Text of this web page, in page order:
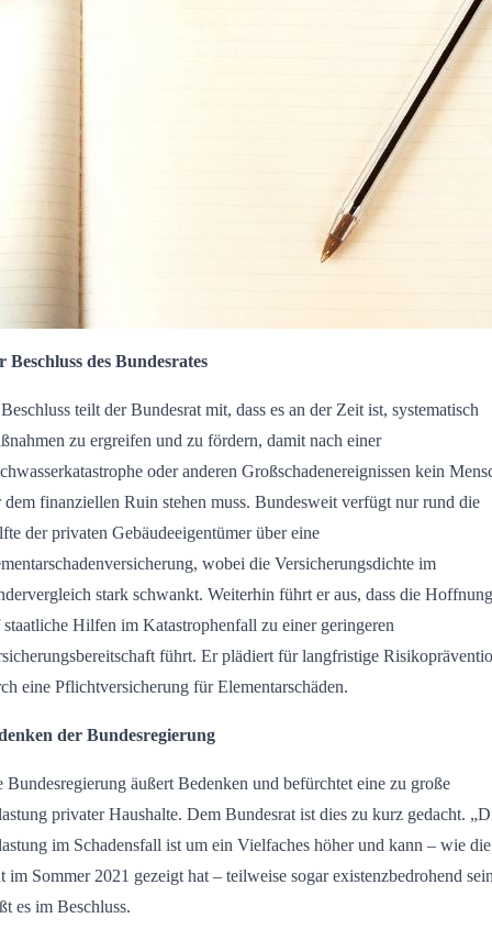
Beschluss des Bundesrates
teilt der Bundesrat mit, dass es an der Zeit ist, systematisch
zu ergreifen und zu fördern, damit nach einer
oder anderen Großschadenereignissen kein
dem finanziellen Ruin stehen muss. Bundesweit verfügt nur rund die
der privaten Gebäudeeigentümer über eine
wobei die Versicherungsdichte im
stark schwankt. Weiterhin führt er aus, dass die Hoffnung
staatliche Hilfen im Katastrophenfall zu einer geringeren
führt. Er plädiert für langfristige
eine Pflichtversicherung für Elementarschäden.
der Bundesregierung
Bundesregierung äußert Bedenken und befürchtet eine zu große
privater Haushalte. Dem Bundesrat ist dies zu kurz gedacht.
im Schadensfall ist um ein Vielfaches höher und kann – wie die
im Sommer 2021 gezeigt hat – teilweise sogar existenzbedrohend
es im Beschluss.